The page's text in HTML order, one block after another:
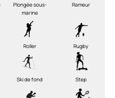
Plongée sous-
marine
Rameur
Roller Rugby
Ski de fond Step